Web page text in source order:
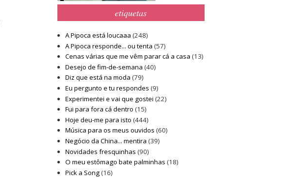
etiquetas
A Pipoca está loucaaa (248)
A Pipoca responde... ou tenta (57)
Cenas várias que me vêm parar cá a casa (13)
Desejo de fim-de-semana (40)
Diz que está na moda (79)
Eu pergunto e tu respondes (9)
Experimentei e vai que gostei (22)
Fui para fora cá dentro (15)
Hoje deu-me para isto (444)
Música para os meus ouvidos (60)
Negócio da China... mentira (39)
Novidades fresquinhas (90)
O meu estômago bate palminhas (18)
Pick a Song(16)